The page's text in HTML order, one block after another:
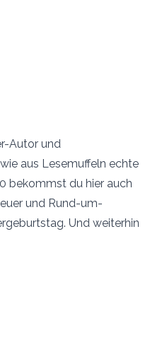
Autor und
aus Lesemuffeln echte
bekommst du hier auch
und Rund-um-
Und weiterhin